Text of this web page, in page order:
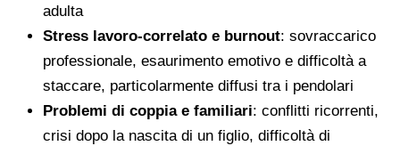
adulta
Stress lavoro-correlato e burnout: sovraccarico
professionale, esaurimento emotivo e difficoltà a
staccare, particolarmente diffusi tra i pendolari
Problemi di coppia e familiari: conflitti ricorrenti,
crisi dopo la nascita di un figlio, difficoltà di